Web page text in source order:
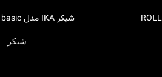
اطلاعات بیشتر
شیکر IKA مدل ROLLER 6 basic
شیکر